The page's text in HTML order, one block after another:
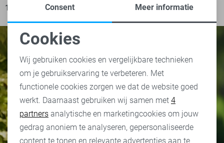
175,00
249,99
84,00 119,99
Noodzakelijke cookies
Personalisatie cookies
Analytische cookies
Marketing cookies
Consent Meer informatie
Cookies
Wij gebruiken cookies en vergelijkbare technieken
om je gebruikservaring te verbeteren. Met
functionele cookies zorgen we dat de website goed
werkt. Daarnaast gebruiken wij samen met 4
partners analytische en marketingcookies om jouw
gedrag anoniem te analyseren, gepersonaliseerde
content te tonen en relevante advertenties aan te